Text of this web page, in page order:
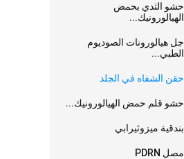
حشو الثدي بحمض
الهيالورونيك...
جل هيالورونات الصوديوم
الطبي...
حقن الشفاه في الجلد
حشو قلم حمض الهيالورونيك...
بندقية ميزوثيرابي
مصل PDRN